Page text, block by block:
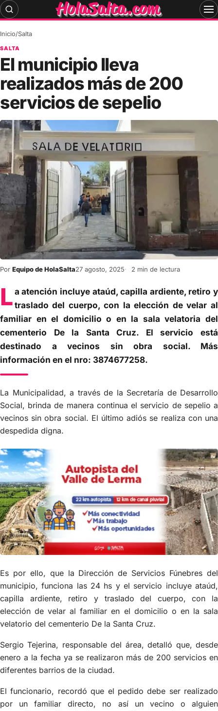
Skip
to
Inicio/Salta
SALTA
El municipio lleva
realizados más de 200
servicios de sepelio
Por Equipo de HolaSalta27 agosto, 2025 2 min de lectura
La atención incluye ataúd, capilla ardiente, retiro y
traslado del cuerpo, con la elección de velar al
familiar en el domicilio o en la sala velatoria del
cementerio De la Santa Cruz. El servicio está
destinado a vecinos sin obra social. Más
información en el nro: 3874677258.
La Municipalidad, a través de la Secretaría de Desarrollo
Social, brinda de manera continua el servicio de sepelio a
vecinos sin obra social. El último adiós se realiza con una
despedida digna.
Es por ello, que la Dirección de Servicios Fúnebres del
municipio, funciona las 24 hs y el servicio incluye ataúd,
capilla ardiente, retiro y traslado del cuerpo, con la
elección de velar al familiar en el domicilio o en la sala
velatorio del cementerio De la Santa Cruz.
Sergio Tejerina, responsable del área, detalló que, desde
enero a la fecha ya se realizaron más de 200 servicios en
diferentes barrios de la ciudad.
El funcionario, recordó que el pedido debe ser realizado
por un familiar directo, no así un vecino o alguien